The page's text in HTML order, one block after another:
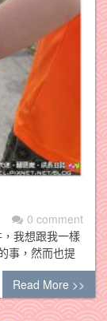
0 comment
我想跟我一樣
事，然而也提
Read More >>